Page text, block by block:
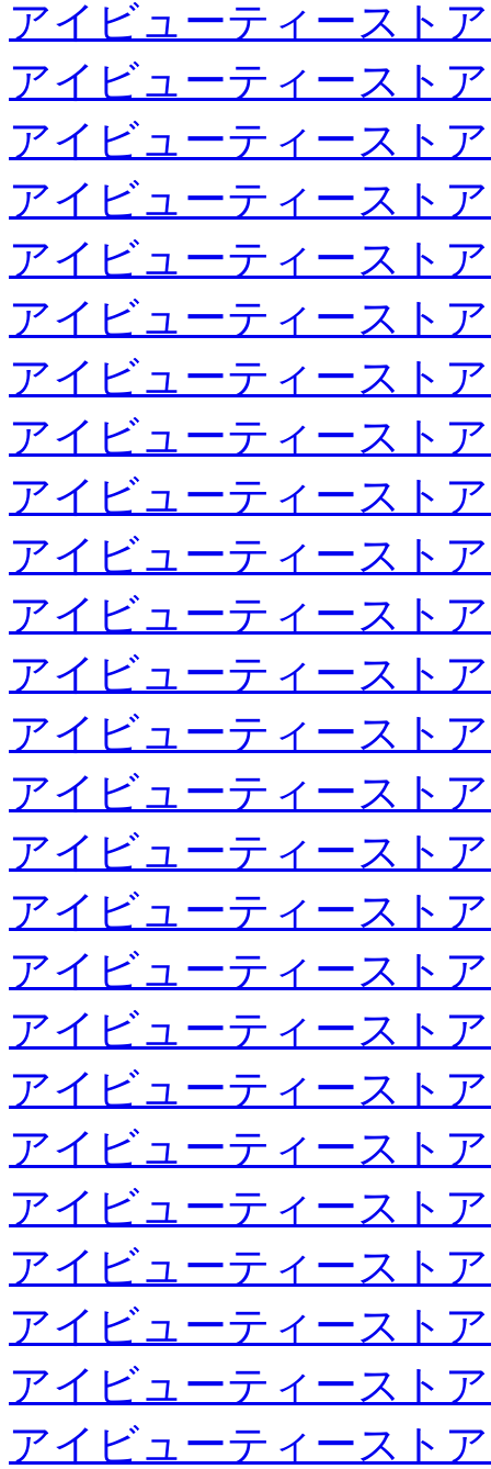
アイビューティースト
アイビューティースト
アイビューティースト
アイビューティースト
アイビューティースト
アイビューティースト
アイビューティースト
アイビューティースト
アイビューティースト
アイビューティースト
アイビューティースト
アイビューティースト
アイビューティースト
アイビューティースト
アイビューティースト
アイビューティースト
アイビューティースト
アイビューティースト
アイビューティースト
アイビューティースト
アイビューティースト
アイビューティースト
アイビューティースト
アイビューティースト
アイビューティースト